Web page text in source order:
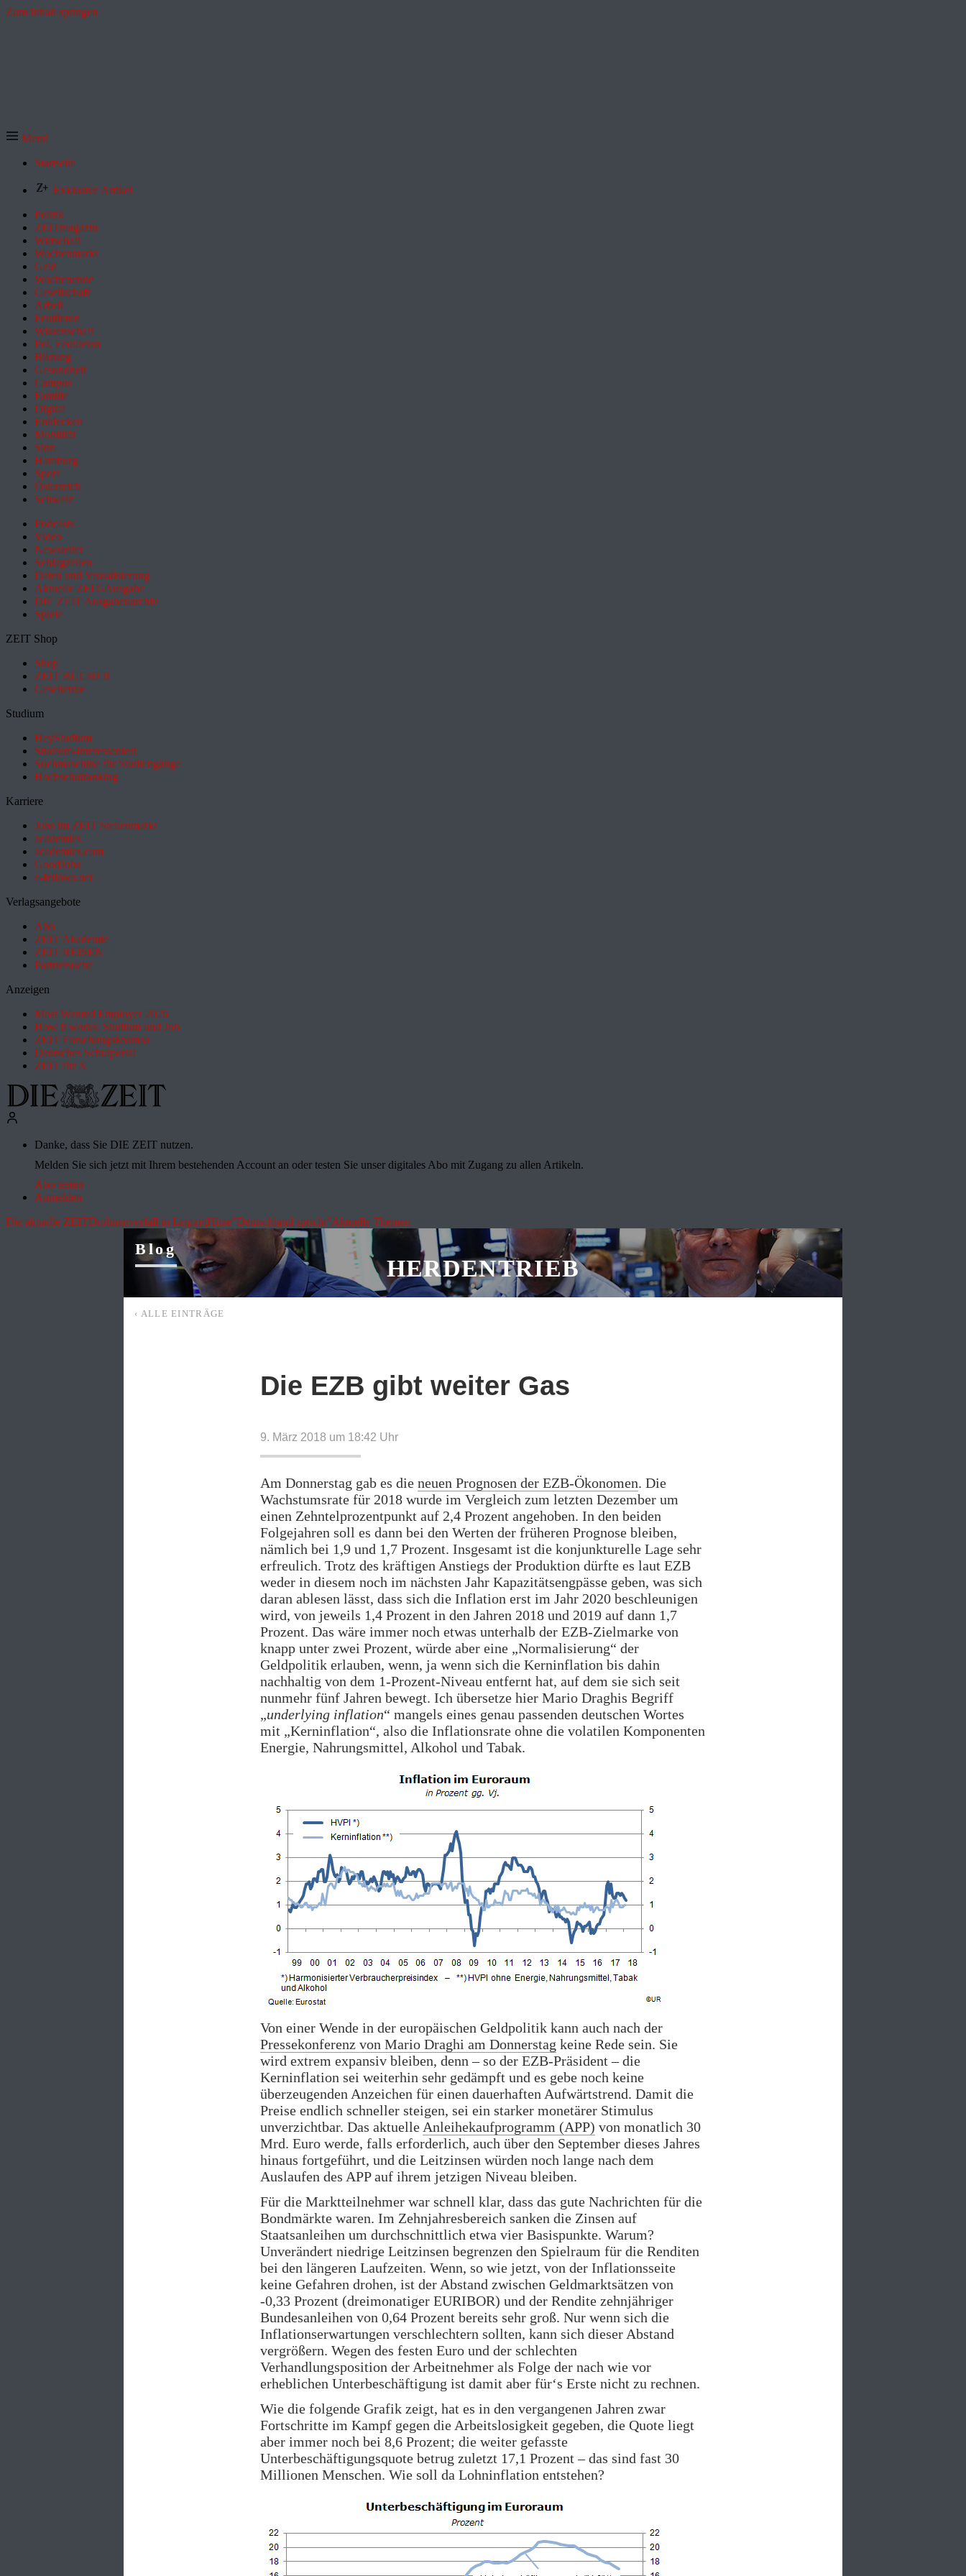
Zum Inhalt springen
Menü
Startseite
Exklusive Artikel
Politik
ZEITmagazin
Wirtschaft
Wochenmarkt
Geld
Wochenende
Gesellschaft
Arbeit
Feuilleton
Wissenschaft
Pol. Feuilleton
Bildung
Gesundheit
Campus
Familie
Digital
Entdecken
Mobilität
Sinn
Hamburg
Sport
Österreich
Schweiz
Podcasts
Video
Newsletter
Schlagzeilen
Daten und Visualisierung
Aktuelle ZEIT-Ausgabe
DIE ZEIT Ausgabenarchiv
Spiele
ZEIT Shop
Shop
ZEIT BÜCHER
Geschenke
Studium
HeyStudium
Studium-Interessentest
Suchmaschine für Studiengänge
Hochschulranking
Karriere
Jobs im ZEIT Stellenmarkt
academics
academics.com
GoodJobs
e-fellows.net
Verlagsangebote
Abo
ZEIT Akademie
ZEIT REISEN
Partnersuche
Anzeigen
Most Wanted Employer 2026
How it works: Studium und Job
ZEIT Forschungskosmos
Deutsches Schulportal
ZEIT für X
Danke, dass Sie DIE ZEIT nutzen.
Melden Sie sich jetzt mit Ihrem bestehenden Account an oder testen Sie unser digitales Abo mit Zugang zu allen Artikeln.
Abo testen
Anmelden
Die aktuelle ZEITDrohnenvorfall in LeipzigHitze"Deutschland spricht"Aktuelle Themen
Blog
HERDENTRIEB
‹ ALLE EINTRÄGE
Die EZB gibt weiter Gas
9. März 2018 um 18:42 Uhr
Am Donnerstag gab es die neuen Prognosen der EZB-Ökonomen. Die
Wachstumsrate für 2018 wurde im Vergleich zum letzten Dezember um
einen Zehntelprozentpunkt auf 2,4 Prozent angehoben. In den beiden
Folgejahren soll es dann bei den Werten der früheren Prognose bleiben,
nämlich bei 1,9 und 1,7 Prozent. Insgesamt ist die konjunkturelle Lage sehr
erfreulich. Trotz des kräftigen Anstiegs der Produktion dürfte es laut EZB
weder in diesem noch im nächsten Jahr Kapazitätsengpässe geben, was sich
daran ablesen lässt, dass sich die Inflation erst im Jahr 2020 beschleunigen
wird, von jeweils 1,4 Prozent in den Jahren 2018 und 2019 auf dann 1,7
Prozent. Das wäre immer noch etwas unterhalb der EZB-Zielmarke von
knapp unter zwei Prozent, würde aber eine „Normalisierung“ der
Geldpolitik erlauben, wenn, ja wenn sich die Kerninflation bis dahin
nachhaltig von dem 1-Prozent-Niveau entfernt hat, auf dem sie sich seit
nunmehr fünf Jahren bewegt. Ich übersetze hier Mario Draghis Begriff
„underlying inflation“ mangels eines genau passenden deutschen Wortes
mit „Kerninflation“, also die Inflationsrate ohne die volatilen Komponenten
Energie, Nahrungsmittel, Alkohol und Tabak.
Von einer Wende in der europäischen Geldpolitik kann auch nach der
Pressekonferenz von Mario Draghi am Donnerstag keine Rede sein. Sie
wird extrem expansiv bleiben, denn – so der EZB-Präsident – die
Kerninflation sei weiterhin sehr gedämpft und es gebe noch keine
überzeugenden Anzeichen für einen dauerhaften Aufwärtstrend. Damit die
Preise endlich schneller steigen, sei ein starker monetärer Stimulus
unverzichtbar. Das aktuelle Anleihekaufprogramm (APP) von monatlich 30
Mrd. Euro werde, falls erforderlich, auch über den September dieses Jahres
hinaus fortgeführt, und die Leitzinsen würden noch lange nach dem
Auslaufen des APP auf ihrem jetzigen Niveau bleiben.
Für die Marktteilnehmer war schnell klar, dass das gute Nachrichten für die
Bondmärkte waren. Im Zehnjahresbereich sanken die Zinsen auf
Staatsanleihen um durchschnittlich etwa vier Basispunkte. Warum?
Unverändert niedrige Leitzinsen begrenzen den Spielraum für die Renditen
bei den längeren Laufzeiten. Wenn, so wie jetzt, von der Inflationsseite
keine Gefahren drohen, ist der Abstand zwischen Geldmarktsätzen von
-0,33 Prozent (dreimonatiger EURIBOR) und der Rendite zehnjähriger
Bundesanleihen von 0,64 Prozent bereits sehr groß. Nur wenn sich die
Inflationserwartungen verschlechtern sollten, kann sich dieser Abstand
vergrößern. Wegen des festen Euro und der schlechten
Verhandlungsposition der Arbeitnehmer als Folge der nach wie vor
erheblichen Unterbeschäftigung ist damit aber für‘s Erste nicht zu rechnen.
Wie die folgende Grafik zeigt, hat es in den vergangenen Jahren zwar
Fortschritte im Kampf gegen die Arbeitslosigkeit gegeben, die Quote liegt
aber immer noch bei 8,6 Prozent; die weiter gefasste
Unterbeschäftigungsquote betrug zuletzt 17,1 Prozent – das sind fast 30
Millionen Menschen. Wie soll da Lohninflation entstehen?